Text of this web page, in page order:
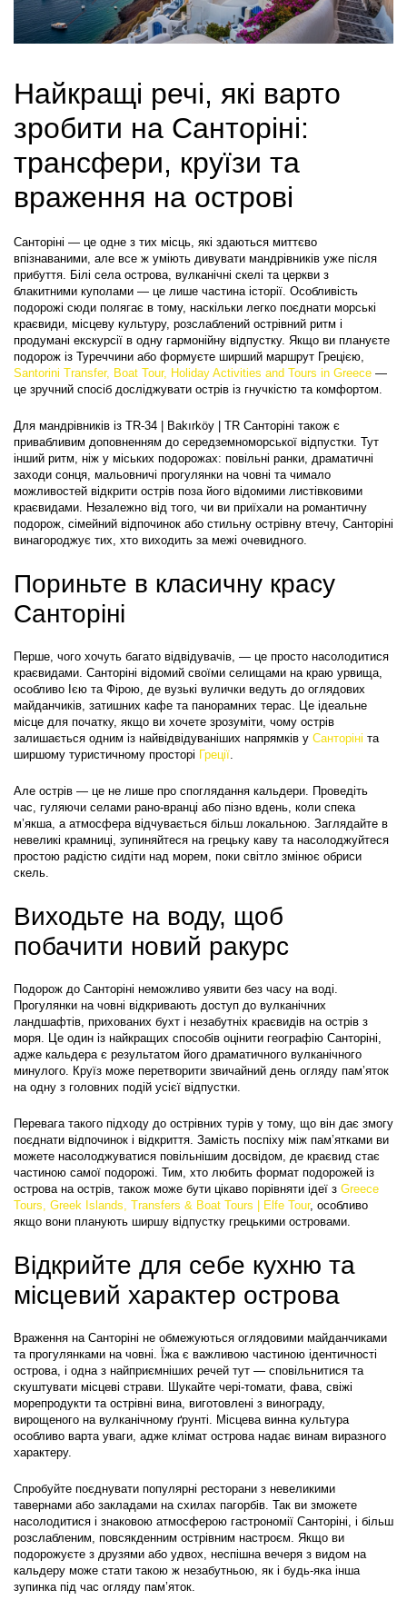
Найкращі речі, які варто
зробити на Санторіні:
трансфери, круїзи та
враження на острові
Санторіні — це одне з тих місць, які здаються миттєво
впізнаваними, але все ж уміють дивувати мандрівників уже після
прибуття. Білі села острова, вулканічні скелі та церкви з
блакитними куполами — це лише частина історії. Особливість
подорожі сюди полягає в тому, наскільки легко поєднати морські
краєвиди, місцеву культуру, розслаблений острівний ритм і
продумані екскурсії в одну гармонійну відпустку. Якщо ви плануєте
Santorini Transfer, Boat Tour, Holiday Activities and Tours in Greece —
це зручний спосіб досліджувати острів із гнучкістю та комфортом.
Для мандрівників із TR-34 | Bakırköy | TR Санторіні також є
привабливим доповненням до середземноморської відпустки. Тут
інший ритм, ніж у міських подорожах: повільні ранки, драматичні
заходи сонця, мальовничі прогулянки на човні та чимало
можливостей відкрити острів поза його відомими листівковими
краєвидами. Незалежно від того, чи ви приїхали на романтичну
подорож, сімейний відпочинок або стильну острівну втечу, Санторіні
винагороджує тих, хто виходить за межі очевидного.
Пориньте в класичну красу
Санторіні
Перше, чого хочуть багато відвідувачів, — це просто насолодитися
краєвидами. Санторіні відомий своїми селищами на краю урвища,
особливо Ією та Фірою, де вузькі вулички ведуть до оглядових
майданчиків, затишних кафе та панорамних терас. Це ідеальне
місце для початку, якщо ви хочете зрозуміти, чому острів
залишається одним із найвідвідуваніших напрямків у Санторіні та
ширшому туристичному просторі Греції.
Але острів — це не лише про споглядання кальдери. Проведіть
час, гуляючи селами рано-вранці або пізно вдень, коли спека
м’якша, а атмосфера відчувається більш локальною. Заглядайте в
невеликі крамниці, зупиняйтеся на грецьку каву та насолоджуйтеся
простою радістю сидіти над морем, поки світло змінює обриси
скель.
Виходьте на воду, щоб
побачити новий ракурс
Подорож до Санторіні неможливо уявити без часу на воді.
Прогулянки на човні відкривають доступ до вулканічних
ландшафтів, прихованих бухт і незабутніх краєвидів на острів з
моря. Це один із найкращих способів оцінити географію Санторіні,
адже кальдера є результатом його драматичного вулканічного
минулого. Круїз може перетворити звичайний день огляду пам’яток
на одну з головних подій усієї відпустки.
Перевага такого підходу до острівних турів у тому, що він дає змогу
поєднати відпочинок і відкриття. Замість поспіху між пам’ятками ви
можете насолоджуватися повільнішим досвідом, де краєвид стає
частиною самої подорожі. Тим, хто любить формат подорожей із
острова на острів, також може бути цікаво порівняти ідеї з Greece
Tours, Greek Islands, Transfers & Boat Tours | Elfe Tour, особливо
якщо вони планують ширшу відпустку грецькими островами.
Відкрийте для себе кухню та
місцевий характер острова
Враження на Санторіні не обмежуються оглядовими майданчиками
та прогулянками на човні. Їжа є важливою частиною ідентичності
острова, і одна з найприємніших речей тут — сповільнитися та
скуштувати місцеві страви. Шукайте чері-томати, фава, свіжі
морепродукти та острівні вина, виготовлені з винограду,
вирощеного на вулканічному ґрунті. Місцева винна культура
особливо варта уваги, адже клімат острова надає винам виразного
характеру.
Спробуйте поєднувати популярні ресторани з невеликими
тавернами або закладами на схилах пагорбів. Так ви зможете
насолодитися і знаковою атмосферою гастрономії Санторіні, і більш
розслабленим, повсякденним острівним настроєм. Якщо ви
подорожуєте з друзями або удвох, неспішна вечеря з видом на
кальдеру може стати такою ж незабутньою, як і будь-яка інша
зупинка під час огляду пам’яток.